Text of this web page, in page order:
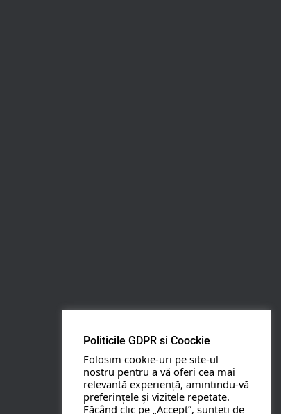
Politicile GDPR si Coockie
Folosim cookie-uri pe site-ul
nostru pentru a vă oferi cea mai
relevantă experiență, amintindu-vă
preferințele și vizitele repetate.
Făcând clic pe „Accept”, sunteți de